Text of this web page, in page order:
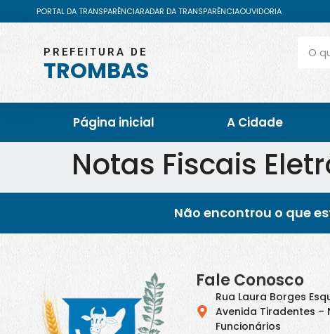
PORTAL DA TRANSPARÊNCIARADAR DA TRANSPARÊNCIAOUVIDORIA
PREFEITURA DE
TROMBAS
Página inicial A Cidade
Notas Fiscais
Não encontrou o que
Fale Conosco
Rua Laura Borges
Avenida Tiradentes –
Funcionários